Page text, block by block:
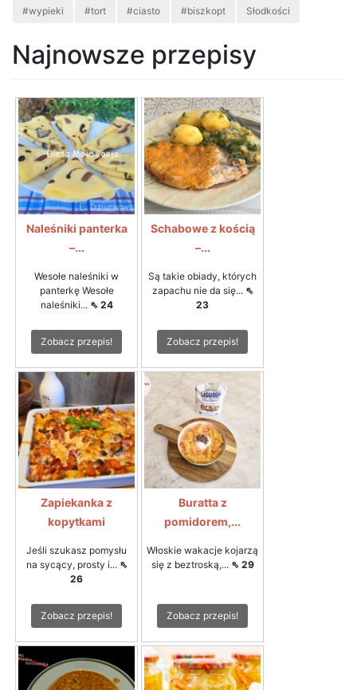
#wypieki #tort #ciasto #biszkopt Słodkości
Najnowsze przepisy
Naleśniki panterka
–...
Wesołe naleśniki w
panterkę Wesołe
naleśniki... ⇖ 24
Zobacz przepis!
Schabowe z kością
–...
Są takie obiady, których
zapachu nie da się... ⇖
23
Zobacz przepis!
Zapiekanka z
kopytkami
Jeśli szukasz pomysłu
na sycący, prosty i... ⇖
26
Zobacz przepis!
Buratta z
pomidorem,...
Włoskie wakacje kojarzą
się z beztroską,... ⇖ 29
Zobacz przepis!